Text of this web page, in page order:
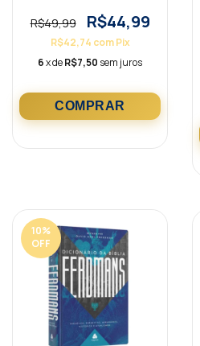
R$49,99 R$44,99
R$42,74 com Pix
6x deR$7,50 sem juros
10%
OFF